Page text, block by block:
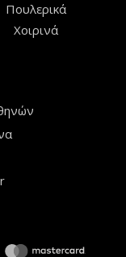
Πουλερικά
Χοιρινά